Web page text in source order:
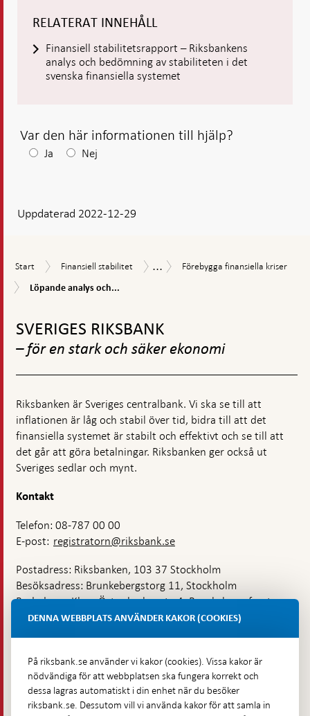
RELATERAT INNEHÅLL
Finansiell stabilitetsrapport – Riksbankens
analys och bedömning av stabiliteten i det
svenska finansiella systemet
Var den här informationen till hjälp?
Efter
visas
Ja Nej
Uppdaterad 2022-12-29
Start
Start
Finansiell
Finansiell stabilitet
Riksbankens
...
Förebygga
Förebygga finansiella kriser
Löpande
analys
Löpande analys och...
toppnavigation
SVERIGES RIKSBANK
– för en stark och säker ekonomi
Riksbanken är Sveriges centralbank. Vi ska se till att
inflationen är låg och stabil över tid, bidra till att det
finansiella systemet är stabilt och effektivt och se till att
det går att göra betalningar. Riksbanken ger också ut
Sveriges sedlar och mynt.
Kontakt
Telefon: 08-787 00 00
E-post: registratorn@riksbank.se
Postadress: Riksbanken, 103 37 Stockholm
Besöksadress: Brunkebergstorg 11, Stockholm
Budadress: Klara Östra kyrkogata 4, Brunkebergsfaret,
Lastplats 6
Hitta direkt
DENNA WEBBPLATS ANVÄNDER KAKOR (COOKIES)
På riksbank.se använder vi kakor (cookies). Vissa kakor är
nödvändiga för att webbplatsen ska fungera korrekt och
dessa lagras automatiskt i din enhet när du besöker
riksbank.se. Dessutom vill vi använda kakor för att samla in